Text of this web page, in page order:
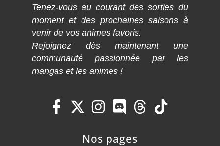
Tenez-vous au courant des sorties du
moment et des prochaines saisons à
venir de vos animes favoris.
Rejoignez dès maintenant une
communauté passionnée par les
mangas et les animes !
Nos pages